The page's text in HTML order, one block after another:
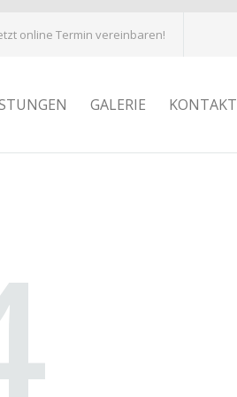
online Termin vereinbaren!
GALERIE KONTAKT